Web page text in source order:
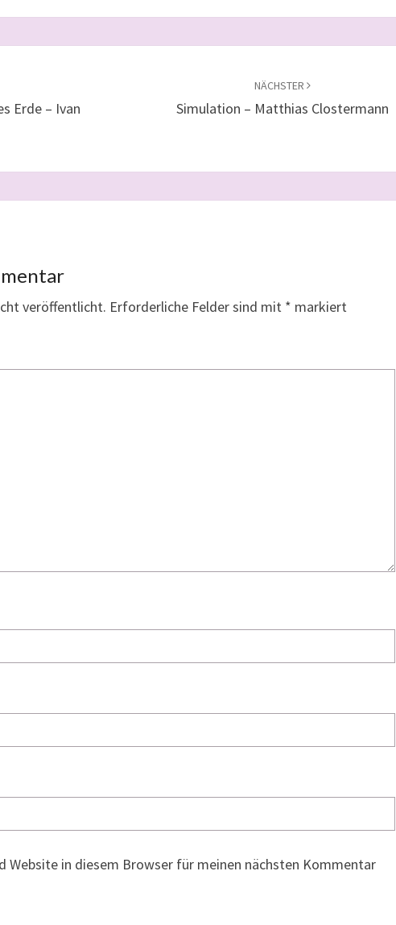
Erde – Ivan
NÄCHSTER
Simulation – Matthias Clostermann
veröffentlicht. Erforderliche Felder sind mit * markiert
Website in diesem Browser für meinen nächsten Kommentar